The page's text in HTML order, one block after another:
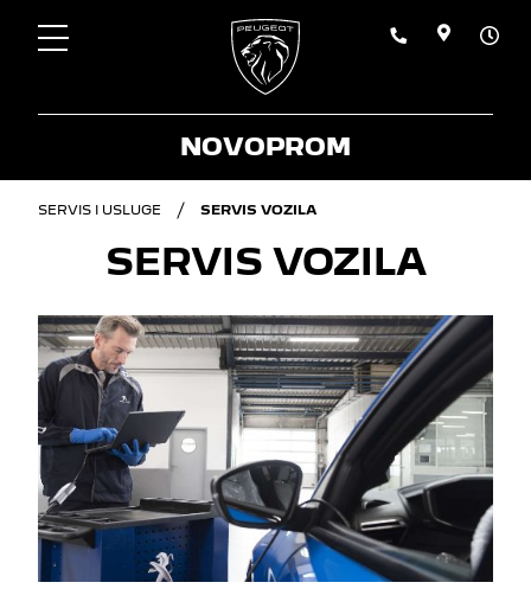
NOVOPROM
SERVIS I USLUGE SERVIS VOZILA
SERVIS VOZILA